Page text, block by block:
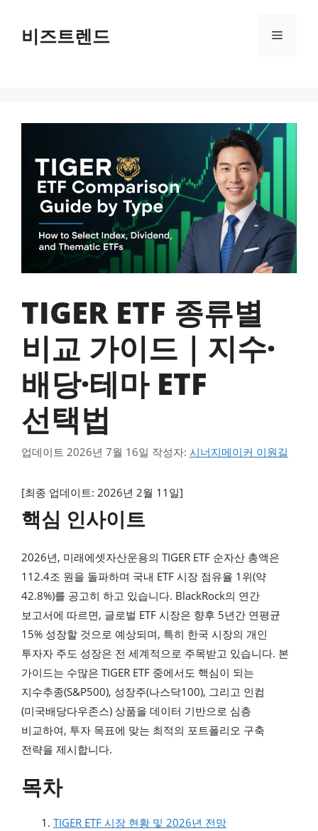
건너뛰기비즈트렌드 메뉴
TIGER ETF 종류별
비교 가이드｜지수·
배당·테마 ETF
선택법
업데이트 2026년 7월 16일 작성자: 시너지메이커 이원길
[최종 업데이트: 2026년 2월 11일]
핵심 인사이트
2026년, 미래에셋자산운용의 TIGER ETF 순자산 총액은
112.4조 원을 돌파하며 국내 ETF 시장 점유율 1위(약
42.8%)를 공고히 하고 있습니다. BlackRock의 연간
보고서에 따르면, 글로벌 ETF 시장은 향후 5년간 연평균
15% 성장할 것으로 예상되며, 특히 한국 시장의 개인
투자자 주도 성장은 전 세계적으로 주목받고 있습니다. 본
가이드는 수많은 TIGER ETF 중에서도 핵심이 되는
지수추종(S&P500), 성장주(나스닥100), 그리고 인컴
(미국배당다우존스) 상품을 데이터 기반으로 심층
비교하여, 투자 목표에 맞는 최적의 포트폴리오 구축
전략을 제시합니다.
목차
TIGER ETF 시장 현황 및 2026년 전망